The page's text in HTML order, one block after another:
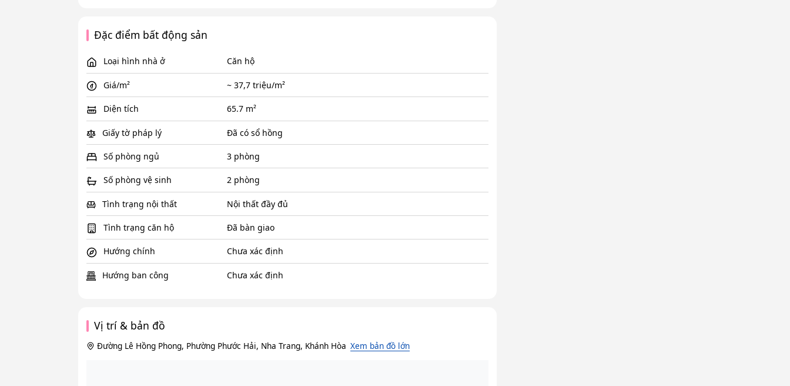
Đặc điểm bất động sản
Loại hình nhà ở Căn hộ
Giá/m² ~ 37,7 triệu/m²
Diện tích 65.7 m²
Giấy tờ pháp lý Đã có sổ hồng
Số phòng ngủ 3 phòng
Số phòng vệ sinh 2 phòng
Tình trạng nội thất Nội thất đầy đủ
Tình trạng căn hộ Đã bàn giao
Hướng chính Chưa xác định
Hướng ban công Chưa xác định
Vị trí & bản đồ
Đường Lê Hồng Phong, Phường Phước Hải, Nha Trang, Khánh Hòa Xem bản đồ lớn